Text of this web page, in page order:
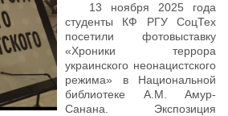
и дистанционные
технологии
экзамен
кредит
13 ноября 2025 года
студенты КФ РГУ СоцТех
посетили фотовыставку
«Хроники террора
украинского неонацистского
режима» в Национальной
библиотеке А.М. Амур-
Санана. Экспозиция